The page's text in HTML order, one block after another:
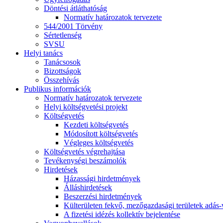
Döntési átláthatóság
Normatív határozatok tervezete
544/2001 Törvény
Sértetlenség
SVSU
Helyi tanács
Tanácsosok
Bizottságok
Összehívás
Publikus információk
Normatív határozatok tervezete
Helyi költségvetési projekt
Költségvetés
Kezdeti költségvetés
Módosított költségvetés
Végleges költségvetés
Költségvetés végrehajtása
Tevékenységi beszámolók
Hirdetések
Házassági hirdetmények
Álláshirdetések
Beszerzési hirdetmények
Külterületen fekvő, mezőgazdasági területek
A fizetési idézés kollektív bejelentése